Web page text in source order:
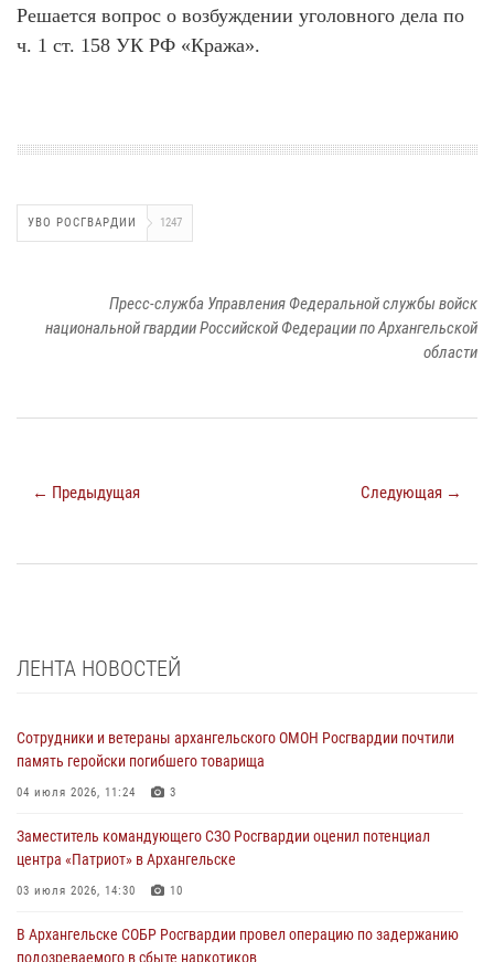
Решается вопрос о возбуждении уголовного дела по
ч. 1 ст. 158 УК РФ «Кража».
УВО РОСГВАРДИИ 1247
Пресс-служба Управления Федеральной службы войск
национальной гвардии Российской Федерации по Архангельской
области
← Предыдущая Следующая →
ЛЕНТА НОВОСТЕЙ
Сотрудники и ветераны архангельского ОМОН Росгвардии почтили
память геройски погибшего товарища
04 июля 2026, 11:24 3
Заместитель командующего СЗО Росгвардии оценил потенциал
центра «Патриот» в Архангельске
03 июля 2026, 14:30 10
В Архангельске СОБР Росгвардии провел операцию по задержанию
подозреваемого в сбыте наркотиков